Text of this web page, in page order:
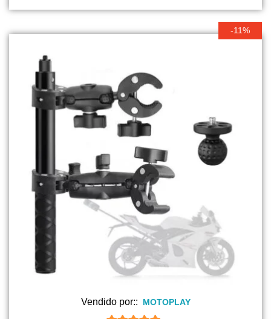
-11%
Vendido por:: MOTOPLAY